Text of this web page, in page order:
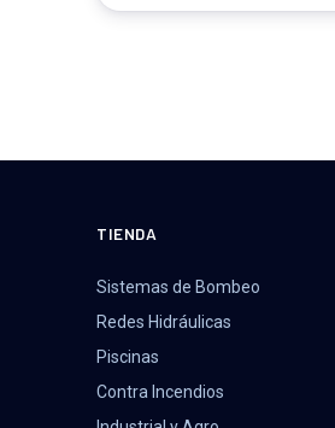
TIENDA
Sistemas de Bombeo
Redes Hidráulicas
Piscinas
Contra Incendios